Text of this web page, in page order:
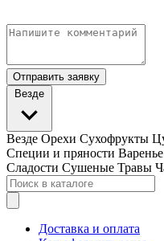
Отправить заявку
Везде
Везде Орехи Сухофрукты
Специи и пряности Варенье
Сладости Сушеные Травы
Доставка и оплата